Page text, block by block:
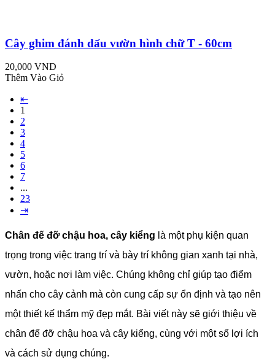
Cây ghim đánh dấu vườn hình chữ T - 60cm
20,000 VND
Thêm Vào Giỏ
⇤
1
2
3
4
5
6
7
...
23
⇥
Chân đế đỡ chậu hoa, cây kiểng là một phụ kiện quan
trọng trong việc trang trí và bày trí không gian xanh tại nhà,
vườn, hoặc nơi làm việc. Chúng không chỉ giúp tạo điểm
nhấn cho cây cảnh mà còn cung cấp sự ổn định và tạo nên
một thiết kế thẩm mỹ đẹp mắt. Bài viết này sẽ giới thiệu về
chân đế đỡ chậu hoa và cây kiểng, cùng với một số lợi ích
và cách sử dụng chúng.